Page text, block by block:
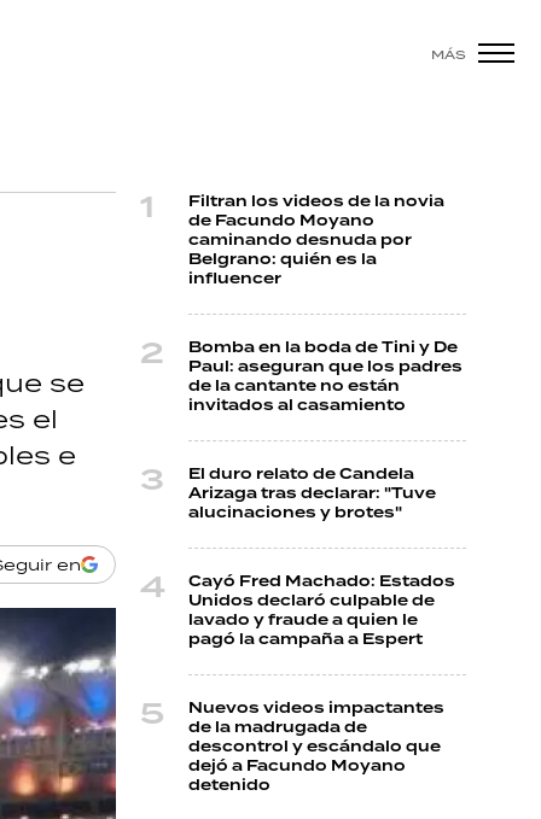
MÁS
se
el
e
en
Filtran los videos de la novia
de Facundo Moyano
caminando desnuda por
Belgrano: quién es la
influencer
Bomba en la boda de Tini y De
Paul: aseguran que los padres
de la cantante no están
invitados al casamiento
El duro relato de Candela
Arizaga tras declarar: "Tuve
alucinaciones y brotes"
Cayó Fred Machado: Estados
Unidos declaró culpable de
lavado y fraude a quien le
pagó la campaña a Espert
Nuevos videos impactantes
de la madrugada de
descontrol y escándalo que
dejó a Facundo Moyano
detenido